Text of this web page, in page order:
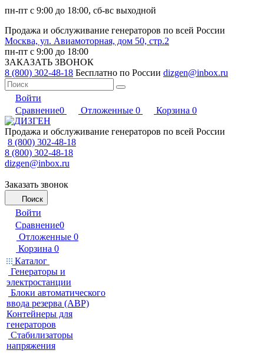
пн-пт с 9:00 до 18:00, сб-вс выходной
Продажа и обслуживание генераторов по всей России
Москва, ул. Авиамоторная, дом 50, стр.2
пн-пт с 9:00 до 18:00
ЗАКАЗАТЬ ЗВОНОК
8 (800) 302-48-18 Бесплатно по России dizgen@inbox.ru
Войти
Сравнение0 Отложенные 0 Корзина 0
Продажа и обслуживание генераторов по всей России
8 (800) 302-48-18
8 (800) 302-48-18
dizgen@inbox.ru
Заказать звонок
Поиск
Войти
Сравнение0
Отложенные 0
Корзина 0
Каталог
Генераторы и
электростанции
Блоки автоматического
ввода резерва (АВР)
Контейнеры для
генераторов
Стабилизаторы
напряжения